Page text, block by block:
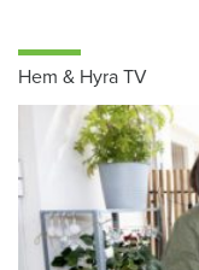
Hem & Hyra TV